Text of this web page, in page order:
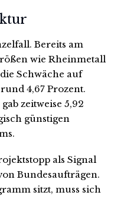
Bereits am
wie Rheinmetall
Schwäche auf
4,67 Prozent.
zeitweise 5,92
günstigen
als Signal
Bundesaufträgen.
sitzt, muss sich